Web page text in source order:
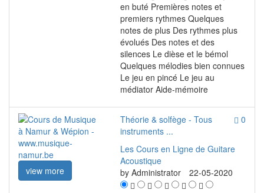
en buté Premières notes et
premiers rythmes Quelques
notes de plus Des rythmes plus
évolués Des notes et des
silences Le dièse et le bémol
Quelques mélodies bien connues
Le jeu en pincé Le jeu au
médiator Aide-mémoire
view more
0
Théorie & solfège - Tous
instruments ...
Les Cours en Ligne de Guitare
Acoustique
byAdministrator 22-05-2020